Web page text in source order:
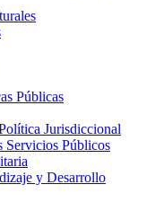
Públicas
Jurisdiccional
Servicios Públicos
y Desarrollo